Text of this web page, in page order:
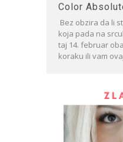
Color
Bez obzira da li
koja pada na
taj 14. februar
koraku ili vam